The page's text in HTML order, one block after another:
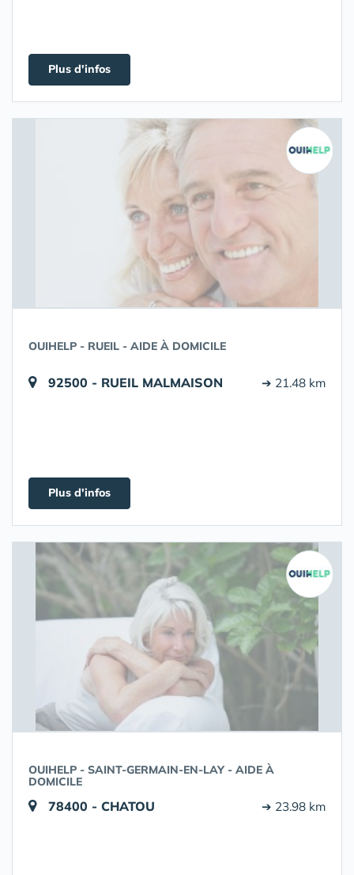
Plus d'infos
OUIHELP - RUEIL - AIDE À DOMICILE
92500 - RUEIL MALMAISON ➔ 21.48 km
Plus d'infos
OUIHELP - SAINT-GERMAIN-EN-LAY - AIDE À
DOMICILE
78400 - CHATOU ➔ 23.98 km